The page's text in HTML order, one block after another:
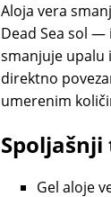
Aloja vera
Dead Sea sol
smanjuje upalu
direktno
umerenim
Gel aloje